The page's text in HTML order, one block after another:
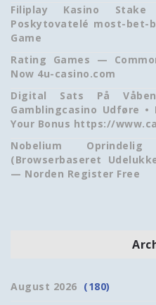
Filiplay Kasino
Poskytovatelé most-bet-
Game
Rating Games —
Now 4u-casino.com
Digital Sats På
Gamblingcasino Udføre
Your Bonus https://
Nobelium
(Browserbaseret
— Norden Register Free
August 2026 (180)